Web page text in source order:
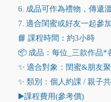
6. 成品可作為禮物，傳遞溫
7. 適合閨蜜或好友一起參
📘 課程時間：約3小時
📦 成品：每位_三款作品*
✨ 適合對象：閏蜜&朋友
✨ 類別：個人約課 / 親子
▶️課程費用(參考價)